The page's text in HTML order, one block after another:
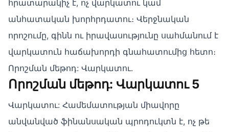
հրատարակիչ է, ոչ վարկատու կամ
անհատական խորհրդատու։ Վերջնական
որոշումը, գինն ու իրավասությունը սահմանում է
վարկատուն հաճախորդի գնահատումից հետո։
Որոշման մեթոդ: Վարկատու.
Որոշման մեթոդ: Վարկատու 5
Վարկատու: Համեմատության միավորը
անվանված ֆինանսական պրոդուկտն է, ոչ թե